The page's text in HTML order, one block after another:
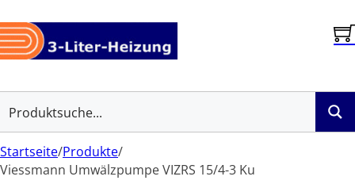
Startseite/Produkte/
Viessmann Umwälzpumpe VIZRS 15/4-3 Ku